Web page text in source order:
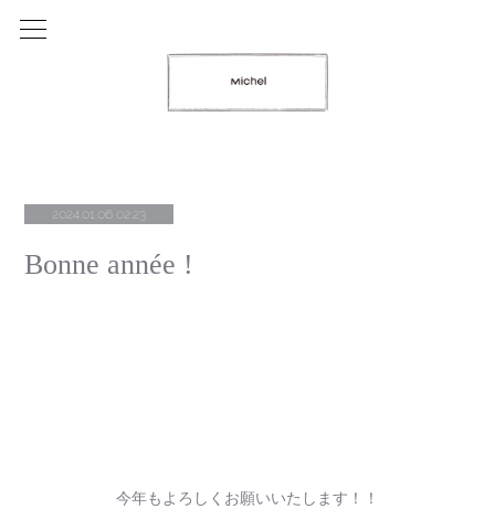
2024.01.06 02:23
Bonne année !
今年もよろしくお願いいたします！！